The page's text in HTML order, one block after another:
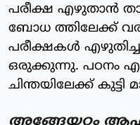
പരീക്ഷ എഴുതാൻ
ബോധ ത്തിലേക്ക്
പരീക്ഷകൾ
ഒരുക്കുന്നു. പഠനം
ചിന്തയിലേക്ക് കുട്ടി